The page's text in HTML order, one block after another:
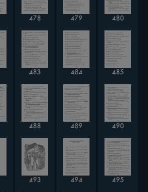
478 479 480
483 484 485
488 489 490
493 494 495